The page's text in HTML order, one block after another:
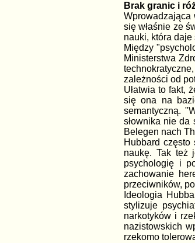
Brak granic i
Wprowadzająca
się właśnie ze
nauki, która
Między
Ministerstwa
zależności od
Ułatwia to fakt,
się ona na
semantyczną.
słownika nie da
Belegen nach
Hubbard
naukę. Tak też
psychologię i
zachowanie
przeciwników,
Ideologia
stylizuje
narkotyków i
nazistowskich
rzekomo